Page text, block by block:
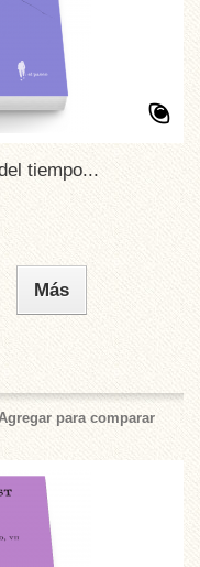
tiempo...
Más
para comparar